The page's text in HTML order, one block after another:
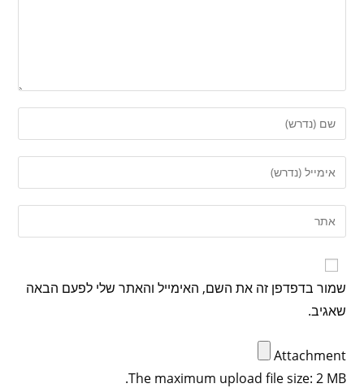
שמור בדפדפן זה את השם, האימייל והאתר שלי לפעם הבאה
שאגיב.
Attachment
The maximum upload file size: 2 MB.